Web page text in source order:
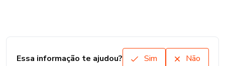
Essa informação te ajudou? Sim Não